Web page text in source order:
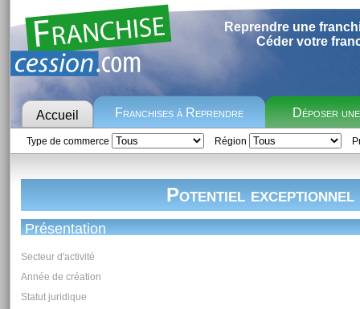
Reprendre une
Céder votre
Accueil Franchises à Reprendre Déposer
Type de commerce Région
Potentiel exceptionnel
Présentation
Secteur d'activité
Année de création
Statut juridique